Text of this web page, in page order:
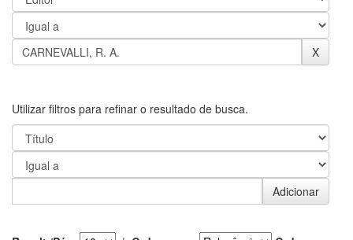
Utilizar filtros para refinar o resultado de busca.